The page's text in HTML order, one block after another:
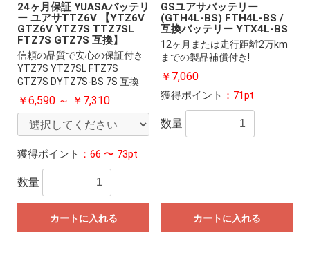
24ヶ月保証 YUASAバッテリ
ー ユアサTTZ6V 【YTZ6V
GTZ6V YTZ7S TTZ7SL
FTZ7S GTZ7S 互換】
信頼の品質で安心の保証付き
YTZ7S YTZ7SL FTZ7S
GTZ7S DYTZ7S-BS 7S 互換
￥6,590 ～ ￥7,310
獲得ポイント ：66 〜 73pt
数量
カートに入れる
GSユアサバッテリー
(GTH4L-BS) FTH4L-BS /
互換バッテリー YTX4L-BS
12ヶ月または走行距離2万km
までの製品補償付き!
￥7,060
獲得ポイント ：71pt
数量
カートに入れる